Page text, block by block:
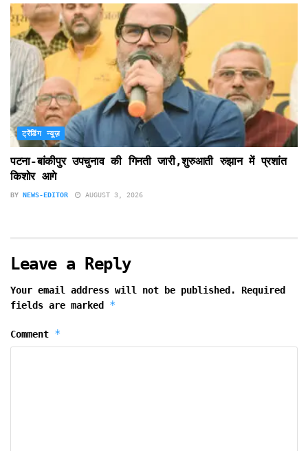
ट्रेंडिंग न्यूज़
पटना-बांकीपुर उपचुनाव की गिनती जारी,शुरुआती रुझान में प्रशांत
किशोर आगे
BY NEWS-EDITOR AUGUST 3, 2026
Leave a Reply
Your email address will not be published.
Required
fields are marked *
Comment *